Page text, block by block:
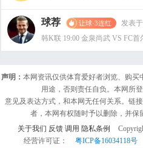
球荐 让球·3连红
发表
韩K联 19:00 金泉尚武 VS FC首
声明： 本网资讯仅供体育爱好者浏览、购
用途，否则责任自负。本网所
意见及表达方式，和本网无任何关系。链
者，本网有权随时予以删除，并保
关于我们 反馈 调用 隐私条例
经营许可证：
粤ICP备16034118号